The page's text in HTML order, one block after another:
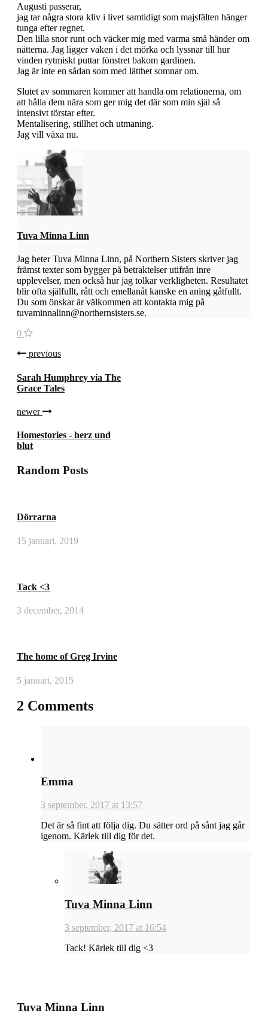
Augusti passerar,
jag tar några stora kliv i livet samtidigt som majsfälten hänger
tunga efter regnet.
Den lilla snor runt och väcker mig med varma små händer om
nätterna. Jag ligger vaken i det mörka och lyssnar till hur
vinden rytmiskt puttar fönstret bakom gardinen.
Jag är inte en sådan som med lätthet somnar om.
Slutet av sommaren kommer att handla om relationerna, om
att hålla dem nära som ger mig det där som min själ så
intensivt törstar efter.
Mentalisering, stillhet och utmaning.
Jag vill växa nu.
Tuva Minna Linn
Jag heter Tuva Minna Linn, på Northern Sisters skriver jag
främst texter som bygger på betraktelser utifrån inre
upplevelser, men också hur jag tolkar verkligheten. Resultatet
blir ofta själfullt, rått och emellanåt kanske en aning gåtfullt.
Du som önskar är välkommen att kontakta mig på
tuvaminnalinn@northernsisters.se.
0
previous
Sarah Humphrey via The
Grace Tales
newer
Homestories - herz und
blut
Random Posts
Dörrarna
15 januari, 2019
Tack <3
3 december, 2014
The home of Greg Irvine
5 januari, 2015
2 Comments
Emma
3 september, 2017 at 13:57
Det är så fint att följa dig. Du sätter ord på sånt jag går
igenom. Kärlek till dig för det.
Tuva Minna Linn
3 september, 2017 at 16:54
Tack! Kärlek till dig <3
Tuva Minna Linn